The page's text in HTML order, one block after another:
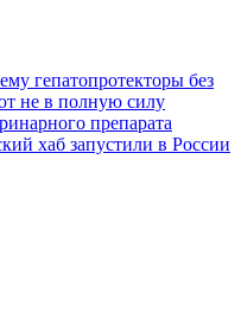
гепатопротекторы без
не в полную силу
препарата
хаб запустили в России